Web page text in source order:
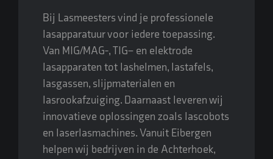
Bij Lasmeesters vind je professionele
lasapparatuur voor iedere toepassing.
Van MIG/MAG-,TIG– en elektrode
lasapparaten tot lashelmen, lastafels,
lasgassen, slijpmaterialen en
lasrookafzuiging. Daarnaast leveren wij
innovatieve oplossingen zoals lascobots
en laserlasmachines. Vanuit Eibergen
helpen wij bedrijven in de Achterhoek,